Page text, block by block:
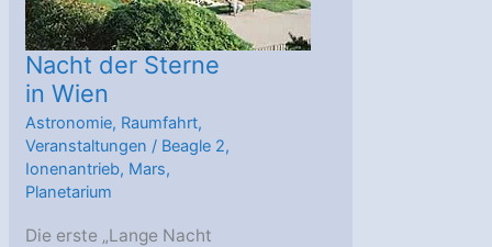
Nacht der Sterne
in Wien
Astronomie, Raumfahrt,
Veranstaltungen / Beagle 2,
Ionenantrieb, Mars,
Planetarium
Die erste „Lange Nacht